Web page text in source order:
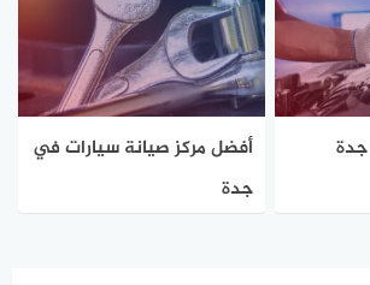
أفضل مركز صيانة سيارات في
جدة